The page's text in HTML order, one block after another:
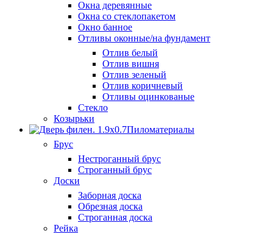
Окна деревянные
Окна со стеклопакетом
Окно банное
Отливы оконные/на фундамент
Отлив белый
Отлив вишня
Отлив зеленый
Отлив коричневый
Отливы оцинкованые
Стекло
Козырьки
Пиломатериалы
Брус
Нестроганный брус
Строганный брус
Доски
Заборная доска
Обрезная доска
Строганная доска
Рейка